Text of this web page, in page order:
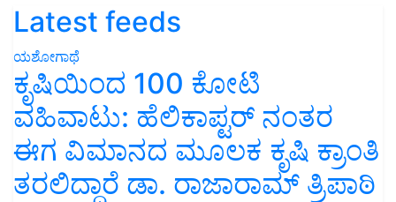
Latest feeds
ಯಶೋಗಾಥೆ
ಕೃಷಿಯಿಂದ 100 ಕೋಟಿ
ವಹಿವಾಟು: ಹೆಲಿಕಾಪ್ಟರ್ ನಂತರ
ಈಗ ವಿಮಾನದ ಮೂಲಕ ಕೃಷಿ ಕ್ರಾಂತಿ
ತರಲಿದ್ದಾರೆ ಡಾ. ರಾಜಾರಾಮ್ ತ್ರಿಪಾಠಿ